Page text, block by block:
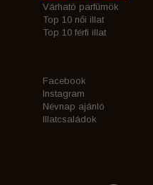
Várható parfümök
Top 10 női illat
Top 10 férfi illat
Facebook
Instagram
Névnap ajánló
Illatcsaládok